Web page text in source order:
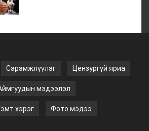
Сэрэмжлүүлэг Цензургүй яриа
мэдээлэл
хэрэг Фото мэдээ